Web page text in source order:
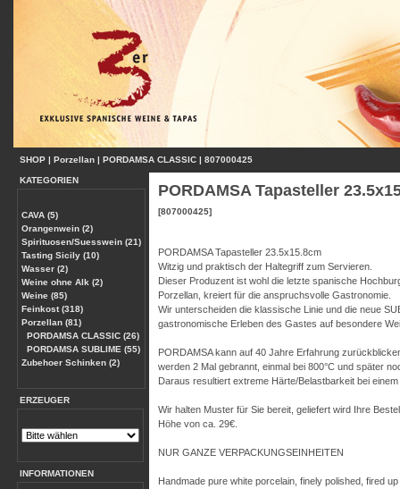
SHOP | Porzellan | PORDAMSA CLASSIC | 807000425
KATEGORIEN
CAVA (5)
Orangenwein (2)
Spirituosen/Suesswein (21)
Tasting Sicily (10)
Wasser (2)
Weine ohne Alk (2)
Weine (85)
Feinkost (318)
Porzellan (81)
PORDAMSA CLASSIC (26)
PORDAMSA SUBLIME (55)
Zubehoer Schinken (2)
ERZEUGER
INFORMATIONEN
PORDAMSA Tapasteller
[807000425]
PORDAMSA Tapasteller 23.5x15.8cm
Witzig und praktisch der Haltegriff zum Servieren.
Dieser Produzent ist wohl die letzte spanische
Porzellan, kreiert für die anspruchsvolle Gastronomie.
Wir unterscheiden die klassische Linie und die neue
gastronomische Erleben des Gastes auf besondere
PORDAMSA kann auf 40 Jahre Erfahrung
werden 2 Mal gebrannt, einmal bei 800°C und später
Daraus resultiert extreme Härte/Belastbarkeit bei
Wir halten Muster für Sie bereit, geliefert wird Ihre
Höhe von ca. 29€.
NUR GANZE VERPACKUNGSEINHEITEN
Handmade pure white porcelain, finely polished, fired up